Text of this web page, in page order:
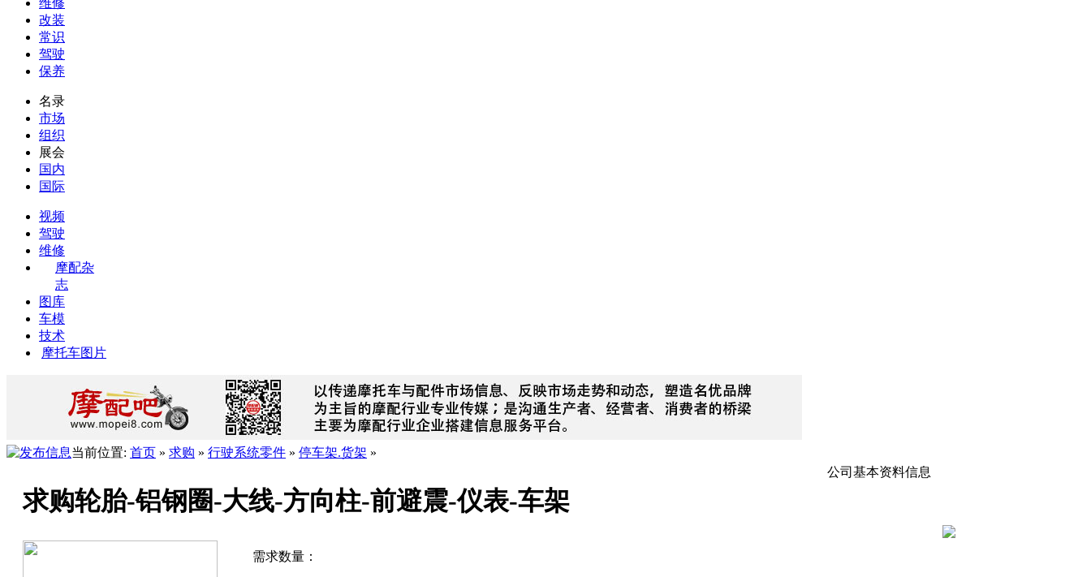
改装
常识
驾驶
保养
名录
市场
组织
展会
国内
国际
视频
驾驶
维修
摩配杂
志
图库
车模
技术
摩托车图片
当前位置: 首页 » 求购 » 行驶系统零件 » 停车架.货架 »
求购轮胎-铝钢圈-大线-方向柱-前避震-仪表-车架
需求数量：
公司基本资料信息